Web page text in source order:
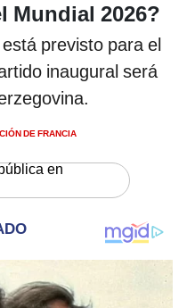
Mundial 2026?
está previsto para el
inaugural será
DE FRANCIA
en